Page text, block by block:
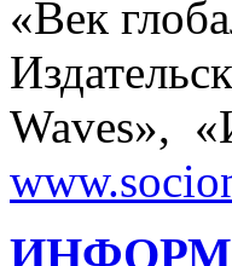
«Век
Waves»,